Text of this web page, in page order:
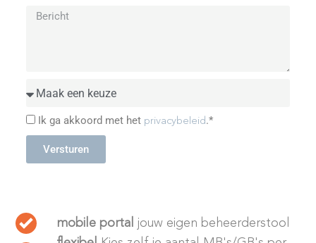
Ik ga akkoord met het privacybeleid.*
Versturen
mobile portal
jouw eigen beheerderstool